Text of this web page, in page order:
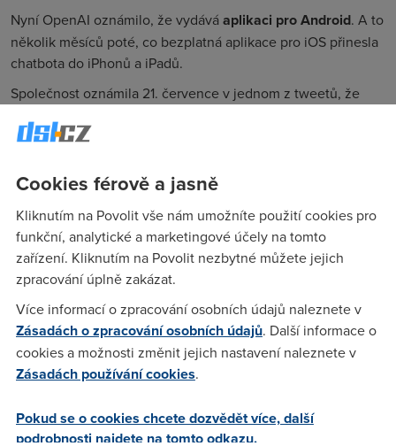
Nyní OpenAI oznámilo, že vydáváaplikaci pro Android. A to
několik měsíců poté, co bezplatná aplikace pro iOS přinesla
chatbota do iPhonů a iPadů.
Společnost oznámila 21. července v jednom z tweetů, že
ale konkrétní den, takže spuštění může
registrace v obchodě Google Play
přijde upozornění, že je aplikace k dispozici a můžete si ji
nainstalovat.
Aplikace přichází také poté, co údaje společností Sensor
Tower a Similarweb ukázaly
instalací aplikacíza červen. A v posledních dnech si někteří
uživatelé otevřeně stěžovali na to, že GPT-4 je"pomalejší a
hloupější".
Společnost OpenAI tento týden na poslední tvrzení
API.
Cookies férově a jasně
Kliknutím na Povolit vše nám umožníte použití cookies pro
funkční, analytické a marketingové účely na tomto
zařízení. Kliknutím na Povolit nezbytné můžete jejich
zpracování úplně zakázat.
Více informací o zpracování osobních údajů naleznete v
Zásadách o zpracování osobních údajů. Další informace o
cookies a možnosti změnit jejich nastavení naleznete v
Zásadách používání cookies.
Pokud se o cookies chcete dozvědět více, další
podrobnosti najdete na tomto odkazu.